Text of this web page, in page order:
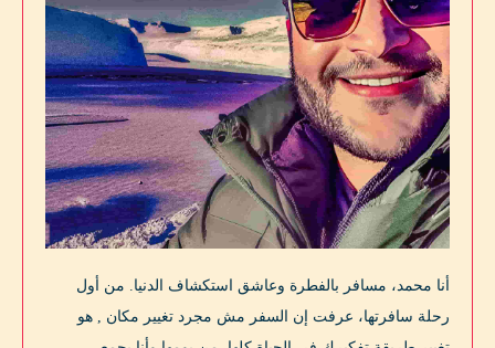
أنا محمد، مسافر بالفطرة وعاشق استكشاف الدنيا. من أول
رحلة سافرتها، عرفت إن السفر مش مجرد تغيير مكان , هو